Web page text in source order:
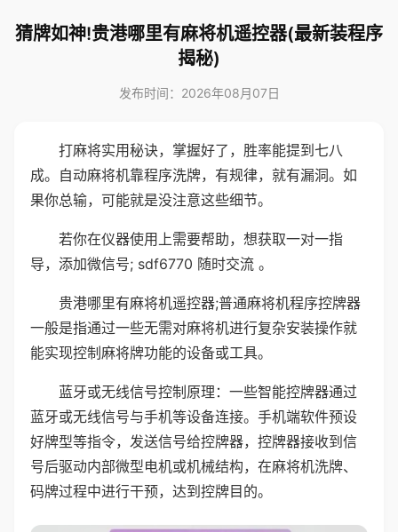
猜牌如神!贵港哪里有麻将机遥控器(最新装程序
揭秘)
发布时间：2026年08月07日
打麻将实用秘诀，掌握好了，胜率能提到七八
成。自动麻将机靠程序洗牌，有规律，就有漏洞。如
果你总输，可能就是没注意这些细节。
若你在仪器使用上需要帮助，想获取一对一指
导，添加微信号; sdf6770 随时交流 。
贵港哪里有麻将机遥控器;普通麻将机程序控牌器
一般是指通过一些无需对麻将机进行复杂安装操作就
能实现控制麻将牌功能的设备或工具。
蓝牙或无线信号控制原理：一些智能控牌器通过
蓝牙或无线信号与手机等设备连接。手机端软件预设
好牌型等指令，发送信号给控牌器，控牌器接收到信
号后驱动内部微型电机或机械结构，在麻将机洗牌、
码牌过程中进行干预，达到控牌目的。